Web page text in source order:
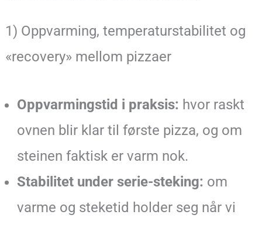
1) Oppvarming, temperaturstabilitet og
«recovery» mellom pizzaer
Oppvarmingstid i praksis: hvor raskt
ovnen blir klar til første pizza, og om
steinen faktisk er varm nok.
Stabilitet under serie-steking: om
varme og steketid holder seg når vi